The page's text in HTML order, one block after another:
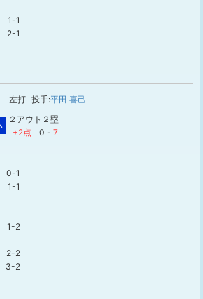
1-1
2-1
左打 投手:平田 喜己
２アウト２塁
+2点
0 - 7
0-1
1-1
1-2
2-2
3-2